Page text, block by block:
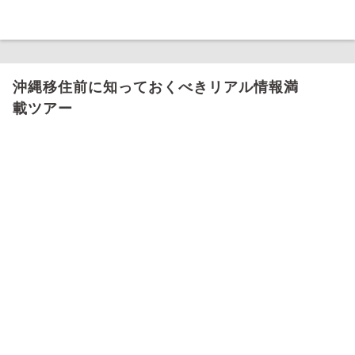
沖縄移住前に知っておくべきリアル情報満
載ツアー